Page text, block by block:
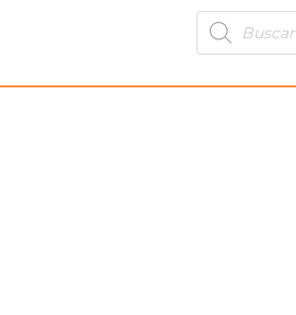
Products
search